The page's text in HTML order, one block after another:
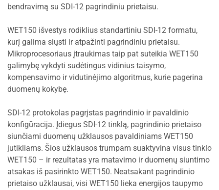
bendravimą su SDI-12 pagrindiniu prietaisu.
WET150 išvestys rodiklius standartiniu SDI-12 formatu,
kurį galima siųsti ir atpažinti pagrindiniu prietaisu.
Mikroprocesoriaus įtraukimas taip pat suteikia WET150
galimybę vykdyti sudėtingus vidinius taisymo,
kompensavimo ir vidutinėjimo algoritmus, kurie pagerina
duomenų kokybę.
SDI-12 protokolas pagrįstas pagrindinio ir pavaldinio
konfigūracija. Įdiegus SDI-12 tinklą, pagrindinio prietaiso
siunčiami duomenų užklausos pavaldiniams WET150
jutikliams. Šios užklausos trumpam suaktyvina visus tinklo
WET150 – ir rezultatas yra matavimo ir duomenų siuntimo
atsakas iš pasirinkto WET150. Neatsakant pagrindinio
prietaiso užklausai, visi WET150 lieka energijos taupymo